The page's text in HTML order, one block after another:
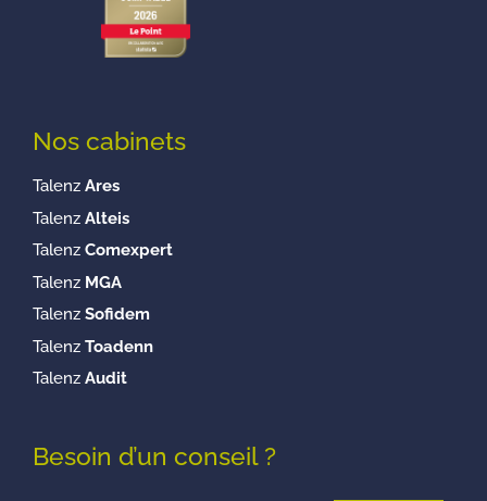
Nos cabinets
Talenz Ares
Talenz Alteis
Talenz Comexpert
Talenz MGA
Talenz Sofidem
Talenz Toadenn
Talenz Audit
Besoin d’un conseil ?